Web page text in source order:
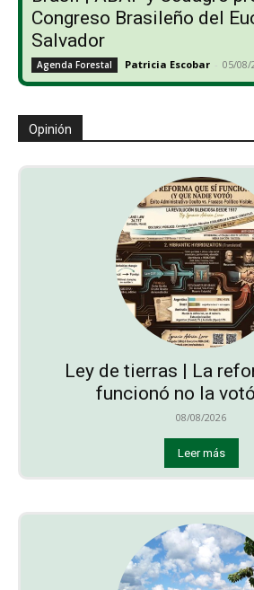
Congreso Brasileño del
Salvador
Agenda Forestal Patricia Escobar - 05/08/
Opinión
Ley de tierras | La
funcionó no la
08/08/2026
Leer más